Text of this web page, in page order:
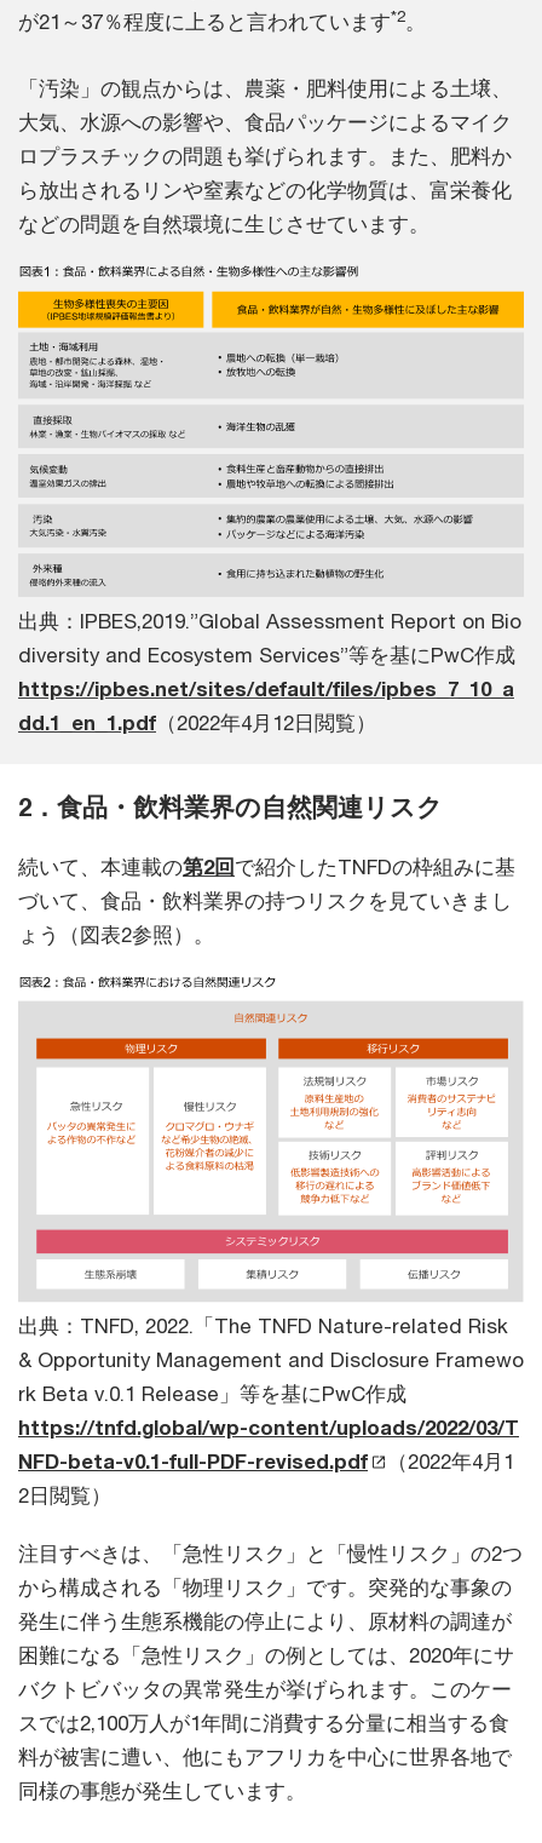
が21～37％程度に上ると言われています*2。
「汚染」の観点からは、農薬・肥料使用による土壌、
大気、水源への影響や、食品パッケージによるマイク
ロプラスチックの問題も挙げられます。また、肥料か
ら放出されるリンや窒素などの化学物質は、富栄養化
などの問題を自然環境に生じさせています。
出典：IPBES,2019.”Global Assessment Report on Bio
diversity and Ecosystem Services”等を基にPwC作成
https://ipbes.net/sites/default/files/ipbes_7_10_a
dd.1_en_1.pdf （2022年4月12日閲覧）
2．食品・飲料業界の自然関連リスク
続いて、本連載の第2回で紹介したTNFDの枠組みに基
づいて、食品・飲料業界の持つリスクを見ていきまし
ょう（図表2参照）。
出典：TNFD, 2022.「The TNFD Nature-related Risk
& Opportunity Management and Disclosure Framewo
rk Beta v.0.1 Release」等を基にPwC作成
https://tnfd.global/wp-content/uploads/2022/03/T
NFD-beta-v0.1-full-PDF-revised.pdf
（2022年4月1
2日閲覧）
注目すべきは、「急性リスク」と「慢性リスク」の2つ
から構成される「物理リスク」です。突発的な事象の
発生に伴う生態系機能の停止により、原材料の調達が
困難になる「急性リスク」の例としては、2020年にサ
バクトビバッタの異常発生が挙げられます。このケー
スでは2,100万人が1年間に消費する分量に相当する食
料が被害に遭い、他にもアフリカを中心に世界各地で
同様の事態が発生しています。